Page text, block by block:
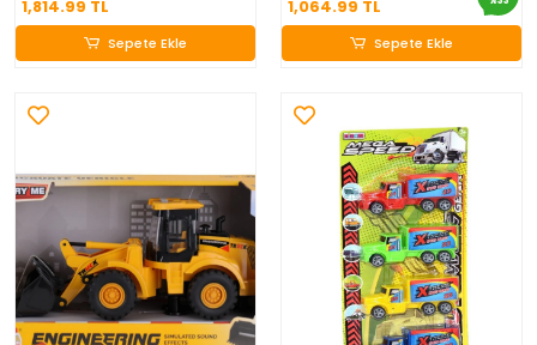
1,814.99 TLSepete Ekle
Sepete Ekle
1,064.99 TLSepete Ekle
Sepete Ekle